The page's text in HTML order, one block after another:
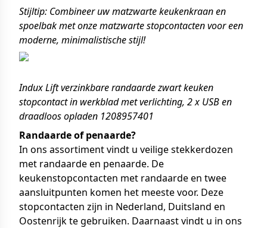
Stijltip: Combineer uw matzwarte keukenkraan en
spoelbak met onze matzwarte stopcontacten voor een
moderne, minimalistische stijl!
Indux Lift verzinkbare randaarde zwart keuken
stopcontact in werkblad met verlichting, 2 x USB en
draadloos opladen 1208957401
Randaarde of penaarde?
In ons assortiment vindt u veilige stekkerdozen
met randaarde en penaarde. De
keukenstopcontacten met randaarde en twee
aansluitpunten komen het meeste voor. Deze
stopcontacten zijn in Nederland, Duitsland en
Oostenrijk te gebruiken. Daarnaast vindt u in ons